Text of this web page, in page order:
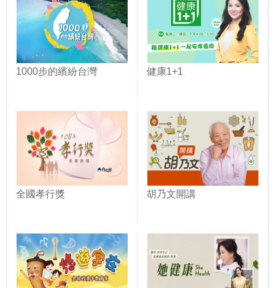
1000步的繽紛台灣 健康1+1
全國孝行獎 胡乃文開講